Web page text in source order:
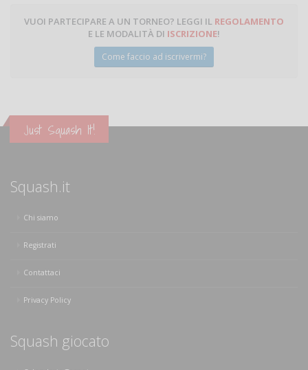
VUOI PARTECIPARE A UN TORNEO? LEGGI IL REGOLAMENTO
E LE MODALITÀ DI ISCRIZIONE!
Come faccio ad iscrivermi?
Just Squash It!
Squash.it
Chi siamo
Registrati
Contattaci
Privacy Policy
Squash giocato